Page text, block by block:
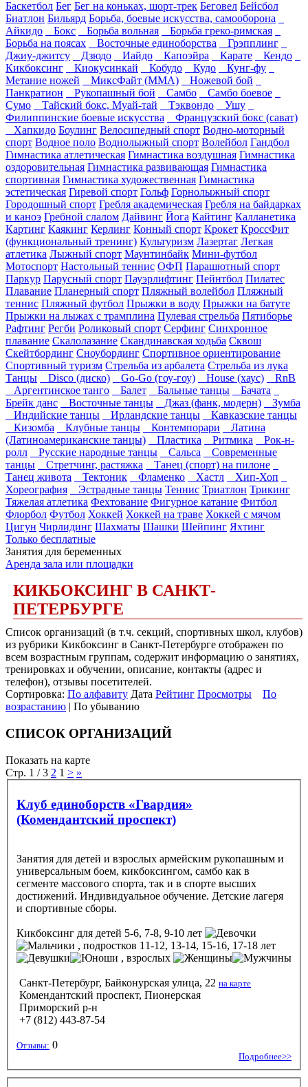
Баскетбол Бег Бег на коньках, шорт-трек Беговел Бейсбол
Биатлон Бильярд Борьба, боевые искусства, самооборона
Айкидо
Бокс Борьба вольная
Борьба греко-римская
Борьба на поясах
Восточные единоборства
Грэпплинг
Джиу-джитсу
Дзюдо Иайдо Капоэйра Карате
Кендо
Кикбоксинг
Киокусинкай Кобудо Кудо
Кунг-фу
Метание ножей
МиксФайт (ММА)
Ножевой бой
Панкратион
Рукопашный бой Самбо
Самбо боевое
Сумо
Тайский бокс, Муай-тай Тэквондо
Ушу
Филиппинские боевые искусства
Французский бокс (сават)
Хапкидо Боулинг Велосипедный спорт Водно-моторный
спорт Водное поло Воднолыжный спорт Волейбол Гандбол
Гимнастика атлетическая Гимнастика воздушная Гимнастика
оздоровительная Гимнастика развивающая Гимнастика
спортивная Гимнастика художественная Гимнастика
эстетическая Гиревой спорт Гольф Горнолыжный спорт
Городошный спорт Гребля академическая Гребля на байдарках
и каноэ Гребной слалом Дайвинг Йога Кайтинг Калланетика
Картинг Каякинг Керлинг Конный спорт Крокет КроссФит
(функциональный тренинг) Культуризм Лазертаг Легкая
атлетика Лыжный спорт Маунтинбайк Мини-футбол
Мотоспорт Настольный теннис ОФП Парашютный спорт
Паркур Парусный спорт Пауэрлифтинг Пейнтбол Пилатес
Плавание Планерный спорт Пляжный волейбол Пляжный
теннис Пляжный футбол Прыжки в воду Прыжки на батуте
Прыжки на лыжах с трамплина Пулевая стрельба Пятиборье
Рафтинг Регби Роликовый спорт Серфинг Синхронное
плавание Скалолазание Скандинавская ходьба Сквош
Скейтбординг Сноубординг Спортивное ориентирование
Спортивный туризм Стрельба из арбалета Стрельба из лука
Танцы
Disco (диско) Go-Go (гоу-гоу) House (хаус)
RnB
Аргентинское танго
Балет Бальные танцы
Бачата
Брейк данс
Восточные танцы Джаз (фанк, модерн)
Зумба
Индийские танцы
Ирландские танцы
Кавказские танцы
Кизомба
Клубные танцы Контемпорари
Латина
(Латиноамериканские танцы)
Пластика Ритмика
Рок-н-
ролл
Русские народные танцы Сальса
Современные
танцы
Стретчинг, растяжка
Танец (спорт) на пилоне
Танец живота
Тектоник Фламенко Хастл
Хип-Хоп
Хореография
Эстрадные танцы Теннис Триатлон Трикинг
Тяжелая атлетика Фехтование Фигурное катание Фитбол
Флорбол Футбол Хоккей Хоккей на траве Хоккей с мячом
Цигун Чирлидинг Шахматы Шашки Шейпинг Яхтинг
Только бесплатные
Занятия для беременных
Аренда зала или площадки
КИКБОКСИНГ В САНКТ-
ПЕТЕРБУРГЕ
Список организаций (в т.ч. секций, спортивных школ, клубов)
из рубрики Кикбоксинг в Санкт-Петербурге отображен по
всем возрастным группам, содержит информацию о занятиях,
тренировках и обучении, описание, контакты (адрес и
телефон), отзывы посетителей.
Сортировка: По алфавиту Дата Рейтинг Просмотры
По
возрастанию | По убыванию
СПИСОК ОРГАНИЗАЦИЙ
Показать на карте
Стр. 1 / 3 2 1 > »
Клуб единоборств «Гвардия»
(Комендантский проспект)
Занятия для детей и взрослых армейским рукопашным и
универсальным боем, кикбоксингом, самбо как в
сегменте массового спорта, так и в спорте высших
достижений. Индивидуальное обучение. Детские лагеря
и спортивные сборы.
Кикбоксинг для детей 5-6, 7-8, 9-10 лет
, подростков 11-12, 13-14, 15-16, 17-18 лет
, взрослых
Санкт-Петербург, Байконурская улица, 22 на карте
Комендантский проспект, Пионерская
Приморский р-н
+7 (812) 443-87-54
Отзывы: 0
Подробнее>>